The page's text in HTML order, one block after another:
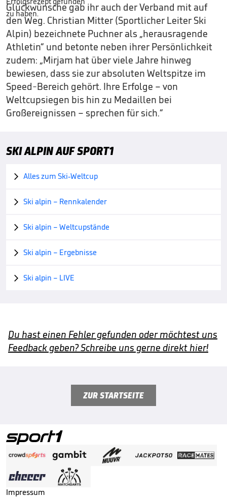
Glückwünsche gab ihr auch der Verband mit auf
den Weg. Christian Mitter (Sportlicher Leiter Ski
Alpin) bezeichnete Puchner als „herausragende
Athletin“ und betonte neben ihrer Persönlichkeit
zudem: „Mirjam hat über viele Jahre hinweg
bewiesen, dass sie zur absoluten Weltspitze im
Speed-Bereich gehört. Ihre Erfolge – von
Weltcupsiegen bis hin zu Medaillen bei
Großereignissen – sprechen für sich.“
SKI ALPIN AUF SPORT1
 Alles zum Ski-Weltcup
 Ski alpin – Rennkalender
 Ski alpin – Weltcupstände
 Ski alpin – Ergebnisse
 Ski alpin – LIVE
Du hast einen Fehler gefunden oder möchtest uns
Feedback geben? Schreibe uns gerne direkt hier!
ZUR STARTSEITE
Impressum